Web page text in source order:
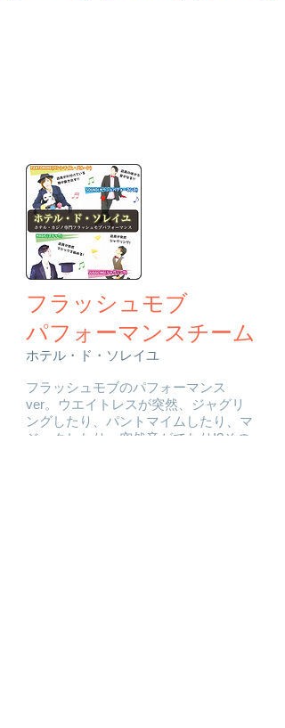
​フラッシュモブ
パフォーマンスチーム
ホテル・ド・ソレイユ
フラッシュモブのパフォーマンス
ver。ウエイトレスが突然、ジャグリ
ングしたり、パントマイムしたり、マ
ジックしたり、突然音がでたり!?その